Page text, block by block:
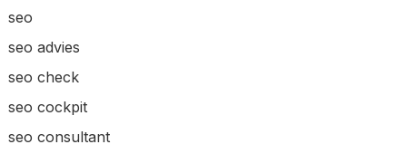
seo
seo advies
seo check
seo cockpit
seo consultant